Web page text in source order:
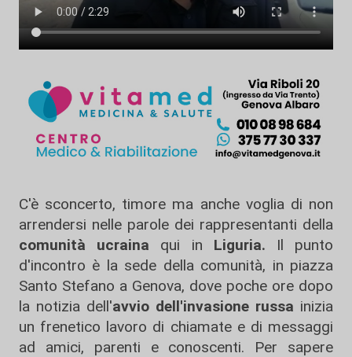
C'è sconcerto, timore ma anche voglia di non
arrendersi nelle parole dei rappresentanti della
comunità ucraina qui in Liguria. Il punto
d'incontro è la sede della comunità, in piazza
Santo Stefano a Genova, dove poche ore dopo
la notizia dell'avvio dell'invasione russa inizia
un frenetico lavoro di chiamate e di messaggi
ad amici, parenti e conoscenti. Per sapere